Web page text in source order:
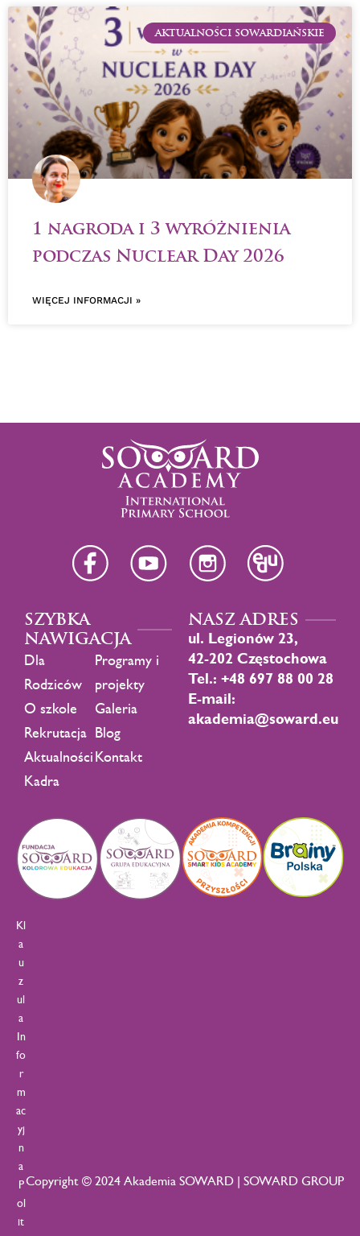
AKTUALNOŚCI SOWARDIAŃSKIE
1 nagroda i 3 wyróżnienia
podczas Nuclear Day 2026
WIĘCEJ INFORMACJI »
SZYBKA
NAWIGACJA
Dla
Rodziców
O szkole
Rekrutacja
Aktualności
Kadra
Programy i
projekty
Galeria
Blog
Kontakt
NASZ ADRES
ul. Legionów 23,
42-202 Częstochowa
Tel.: +48 697 88 00 28
E-mail:
akademia@soward.eu
Copyright © 2024 Akademia SOWARD | SOWARD GROUP
Kl
a
u
z
ul
a
In
fo
r
m
ac
yj
n
a
P
ol
it